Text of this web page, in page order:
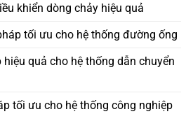
khiển dòng chảy hiệu quả
tối ưu cho hệ thống đường ống
quả cho hệ thống dẫn chuyển
tối ưu cho hệ thống công nghiệp